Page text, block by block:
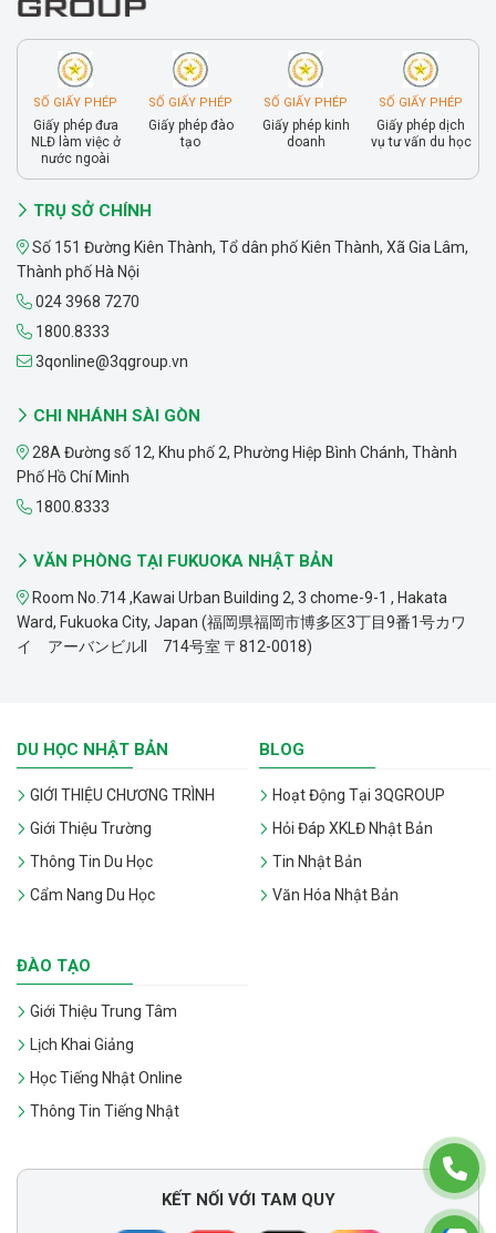
SỐ GIẤY PHÉP
Giấy phép đưa
NLĐ làm việc ở
nước ngoài
SỐ GIẤY PHÉP
Giấy phép đào
tạo
SỐ GIẤY PHÉP
Giấy phép kinh
doanh
SỐ GIẤY PHÉP
Giấy phép dịch
vụ tư vấn du học
TRỤ SỞ CHÍNH
Số 151 Đường Kiên Thành, Tổ dân phố Kiên Thành, Xã Gia Lâm,
Thành phố Hà Nội
024 3968 7270
1800.8333
3qonline@3qgroup.vn
CHI NHÁNH SÀI GÒN
28A Đường số 12, Khu phố 2, Phường Hiệp Bình Chánh, Thành
Phố Hồ Chí Minh
1800.8333
VĂN PHÒNG TẠI FUKUOKA NHẬT BẢN
Room No.714 ,Kawai Urban Building 2, 3 chome-9-1 , Hakata
Ward, Fukuoka City, Japan (福岡県福岡市博多区3丁目9番1号カワ
イ アーバンビルII 714号室 〒812-0018)
DU HỌC NHẬT BẢN
GIỚI THIỆU CHƯƠNG TRÌNH
Giới Thiệu Trường
Thông Tin Du Học
Cẩm Nang Du Học
BLOG
Hoạt Động Tại 3QGROUP
Hỏi Đáp XKLĐ Nhật Bản
Tin Nhật Bản
Văn Hóa Nhật Bản
ĐÀO TẠO
Giới Thiệu Trung Tâm
Lịch Khai Giảng
Học Tiếng Nhật Online
Thông Tin Tiếng Nhật
KẾT NỐI VỚI TAM QUY